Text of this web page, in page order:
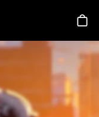
content
商